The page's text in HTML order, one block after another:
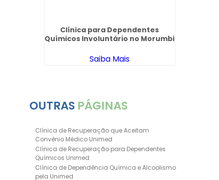
Clínica para Dependentes
Químicos Involuntário no Morumbi
Saiba Mais
OUTRAS PÁGINAS
Clínica de Recuperação que Aceitam
Convênio Médico Unimed
Clínica de Recuperação para Dependentes
Químicos Unimed
Clínica de Dependência Química e Alcoolismo
pela Unimed